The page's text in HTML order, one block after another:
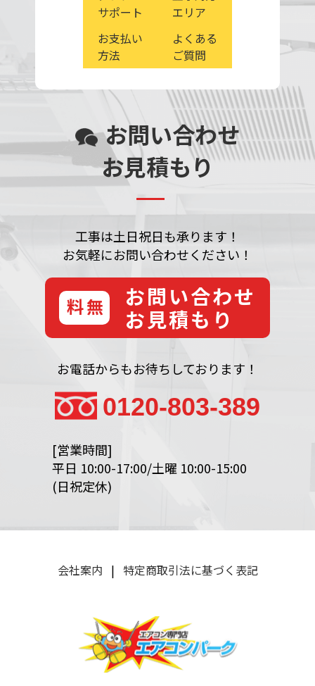
サポート
エリア
お支払い
方法
よくある
ご質問
お問い合わせ
お見積もり
工事は土日祝日も承ります！
お気軽にお問い合わせください！
無料
お問い合わせ
お見積もり
お電話からもお待ちしております！
0120-803-389
[営業時間]
平日 10:00-17:00/土曜 10:00-15:00
(日祝定休)
会社案内 | 特定商取引法に基づく表記